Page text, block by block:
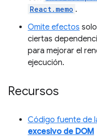
React.memo .
Omite efectos
ciertas
para mejorar el
ejecución.
Recursos
Código fuente de
excesivo de DOM